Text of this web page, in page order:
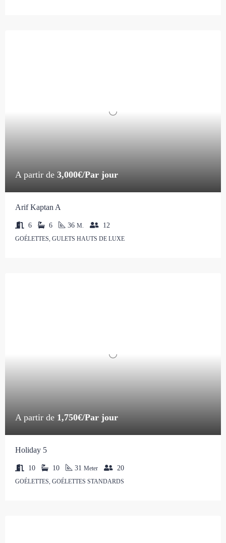
A partir de 3,000€/Par jour
Arif Kaptan A
6 6 36 M. 12
GOÉLETTES, GULETS HAUTS DE LUXE
A partir de 1,750€/Par jour
Holiday 5
10 10 31 Meter 20
GOÉLETTES, GOÉLETTES STANDARDS